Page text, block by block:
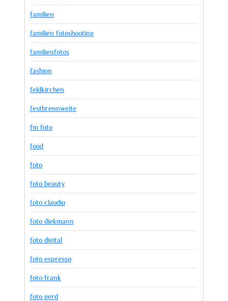
familien
familien fotoshooting
familienfotos
fashion
feldkirchen
festbrennweite
fm foto
food
foto
foto beauty
foto claudio
foto diekmann
foto digital
foto espresso
foto frank
foto gerd